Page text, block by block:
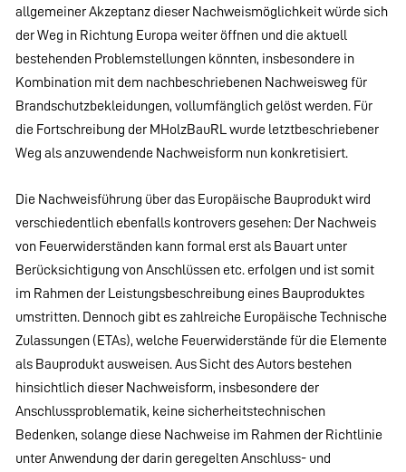
allgemeiner Akzeptanz dieser Nachweismöglichkeit würde sich
der Weg in Richtung Europa weiter öffnen und die aktuell
bestehenden Problemstellungen könnten, insbesondere in
Kombination mit dem nachbeschriebenen Nachweisweg für
Brandschutzbekleidungen, vollumfänglich gelöst werden. Für
die Fortschreibung der MHolzBauRL wurde letztbeschriebener
Weg als anzuwendende Nachweisform nun konkretisiert.
Die Nachweisführung über das Europäische Bauprodukt wird
verschiedentlich ebenfalls kontrovers gesehen: Der Nachweis
von Feuerwiderständen kann formal erst als Bauart unter
Berücksichtigung von Anschlüssen etc. erfolgen und ist somit
im Rahmen der Leistungsbeschreibung eines Bauproduktes
umstritten. Dennoch gibt es zahlreiche Europäische Technische
Zulassungen (ETAs), welche Feuerwiderstände für die Elemente
als Bauprodukt ausweisen. Aus Sicht des Autors bestehen
hinsichtlich dieser Nachweisform, insbesondere der
Anschlussproblematik, keine sicherheitstechnischen
Bedenken, solange diese Nachweise im Rahmen der Richtlinie
unter Anwendung der darin geregelten Anschluss- und